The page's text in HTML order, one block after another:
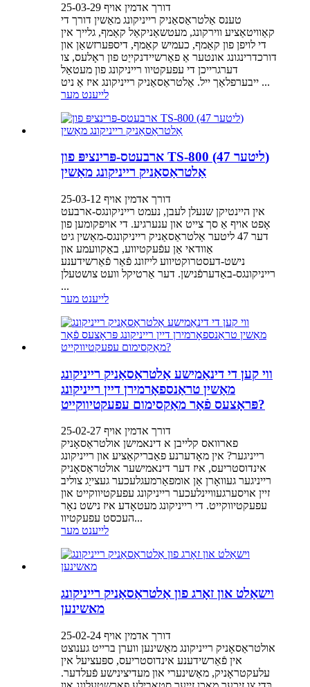
דורך אדמין אויף 25-03-29
טענס אַלטראַסאַניק רייניקונג מאַשין דורך די
קאַוויטאַציע ווירקונג, מעטשאַניקאַל קאַמף, גלייך אין
די לויפן פון קאַמף, כעמיש קאַמף, דיספּערזשאַן און
דורכדרינגונג אונטער אַ פאַרשיידנקייַט פון ראָלעס, צו
דערגרייכן די עפעקטיוו רייניקונג פון מעטאַל
ייבערפלאַך ייל. אַלטראַסאַניק רייניקונג איז אַ ניט ...
לייענט מער
ארבעטס-פּרינציפּ פון TS-800 (47 ליטער)
אַלטראַסאַניק רייניקונג מאַשין
דורך אדמין אויף 25-03-12
אין היינטיקן שנעלן לעבן, נעמט רייניקונגס-ארבעט
אָפט אויף אַ סך צייט און ענערגיע. די אויפקומען פון
דער 47 ליטער אַלטראַסאַניק רייניקונגס-מאַשין גיט
אַוודאי אַן עפֿעקטיווע, באַקוועמע און
נישט-דעסטרוקטיווע לייזונג פֿאַר פֿאַרשידענע
רייניקונגס-באַדערפֿנישן. דער אַרטיקל וועט צושטעלן
...
לייענט מער
ווי קען די דינאַמישע אַלטראַסאַניק רייניקונג
מאַשין טראַנספאָרמירן דיין רייניקונג
פּראָצעס פֿאַר מאַקסימום עפעקטיווקייט?
דורך אדמין אויף 25-02-27
פארוואס קלייבן א דינאמישן אולטראַסאָניק
רייניגער? אין מאָדערנע פאַבריקאַציע און רייניקונג
אינדוסטריעס, איז דער דינאמישער אולטראַסאָניק
רייניגער געוואָרן אַן אומפאַרמעגלעכער געצייַג צוליב
זיין אויסערגעוויינלעכער רייניקונג עפעקטיווקייט און
עפעקטיווקייט. די רייניקונג מעטאָדע איז נישט נאָר
העכסט עפעקטיוו...
לייענט מער
וישאַלט און זאָרג פון אַלטראַסאַניק רייניקונג
מאשינען
דורך אדמין אויף 25-02-24
אולטראַסאָניק רייניקונג מאַשינען ווערן ברייט גענוצט
אין פֿאַרשידענע אינדוסטריעס, ספּעציעל אין
עלעקטראָניק, מאַשינערי און מעדיצינישע פֿעלדער.